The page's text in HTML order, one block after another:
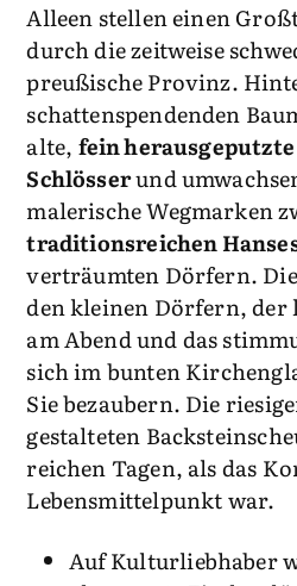
Alleen stellen einen
durch die zeitweise
preußische Provinz.
schattenspendenden
alte, fein
Schlösserund
malerische Wegmarken
traditionsreichen
verträumten Dörfern.
den kleinen Dörfern, der
am Abend und das
sich im bunten
Sie bezaubern. Die
gestalteten
reichen Tagen, als das
Lebensmittelpunkt war.
Auf Kulturliebhaber